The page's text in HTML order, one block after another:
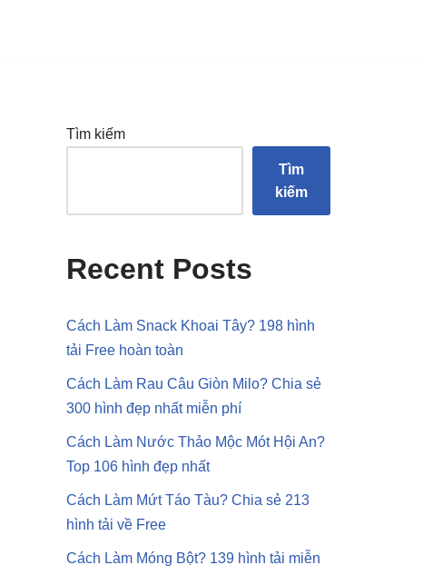
Tìm kiếm
Tìm
kiếm
Recent Posts
Cách Làm Snack Khoai Tây? 198 hình
tải Free hoàn toàn
Cách Làm Rau Câu Giòn Milo? Chia sẻ
300 hình đẹp nhất miễn phí
Cách Làm Nước Thảo Mộc Mót Hội An?
Top 106 hình đẹp nhất
Cách Làm Mứt Táo Tàu? Chia sẻ 213
hình tải về Free
Cách Làm Móng Bột? 139 hình tải miễn